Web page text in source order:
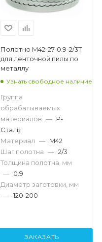
Полотно M42-27-0.9-2/3T
для ленточной пилы по
металлу
Узнать свободное наличие
Группа
обрабатываемых
материалов — P-
Сталь
Материал — M42
Шаг полотна — 2/3
Толщина полотна, мм
— 0.9
Диаметр заготовки, мм
— 120-200
ЗАКАЗАТЬ